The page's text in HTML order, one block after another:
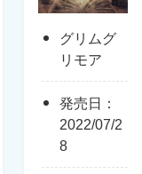
グリムグ
リモア
発売日：
2022/07/2
8